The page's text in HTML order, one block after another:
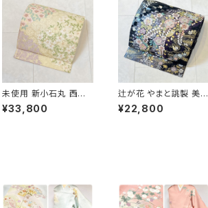
未使用 新小石丸 西陣
織 御印華唐織 花柄 袋
帯 正絹 金糸 白 クリー
¥33,800
辻が花 やまと誂製 美品
正絹 金糸 袋帯 黒 紺
紫 パステルカラー 702
¥22,800